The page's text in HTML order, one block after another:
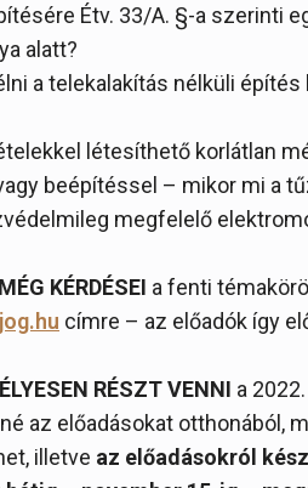
Étv. 33/A. §-a szerinti
alatt?
a telekalakítás nélküli
létesíthető korlátlan
beépítéssel – mikor mi a
megfelelő
KÉRDÉSEI a fenti
címre – az előadók így
RÉSZT VENNI a
az előadásokat otthonából,
illetve az előadásokról